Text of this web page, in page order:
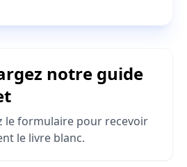
notre guide
le formulaire pour recevoir
le livre blanc.